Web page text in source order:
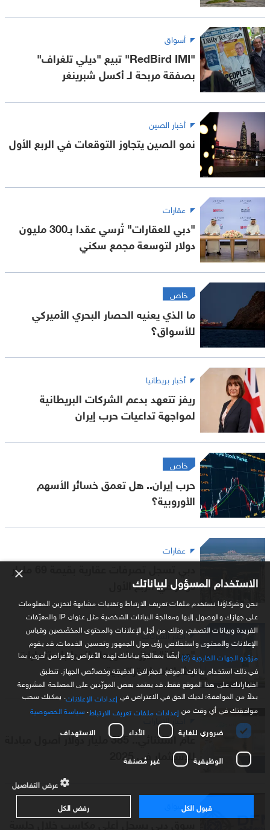
أسواق
"RedBird IMI" تبيع "ديلي تلغراف"
بصفقة مربحة لـ أكسل شبرينغر
أخبار الصين
نمو الصين يتجاوز التوقعات في الربع الأول
عقارات
"دبي للعقارات" تُرسي عقدا بـ300 مليون
دولار لتوسعة مجمع سكني
خاص
ما الذي يعنيه الحصار البحري الأميركي
للأسواق؟
أخبار بريطانيا
ريفز تتعهد بدعم الشركات البريطانية
لمواجهة تداعيات حرب إيران
خاص
حرب إيران.. هل تعمق خسائر الأسهم
الأوروبية؟
عقارات
دبي تسجل تصرفات عقارية بقيمة 69 مليار
دولار في الربع الأول
أخبار الشركات
"مبادلة" تعزز حضورها عالميا باستثمارات
وشراكات إستراتيجية
أخبار الإمارات
عام استثنائي.. 385 مليار دولار أصول مبادلة
للاستثمار في 2025
أسواق
سوق دبي يسجل أعلى مكاسب خلال جلسة
× الاستخدام المسؤول لبياناتك
نحن وشركاؤنا نستخدم ملفات تعريف الارتباط وتقنيات مشابهة لتخزين المعلومات
على جهازك والوصول إليها ومعالجة البيانات الشخصية مثل عنوان IP والمعرّفات
الفريدة وبيانات التصفح، وذلك من أجل الإعلانات والمحتوى المخصّصين وقياس
الإعلانات والمحتوى واستخلاص رؤى حول الجمهور وتحسين الخدمات. قد يقوم
مزوّدو الجهات الخارجية (2)
أيضًا بمعالجة بياناتك لهذه الأغراض ولأغراض أخرى، بما
في ذلك استخدام بيانات الموقع الجغرافي الدقيقة وخصائص الجهاز. تنطبق
اختياراتك على هذا الموقع فقط. قد يعتمد بعض المورّدين على المصلحة المشروعة
بدلاً من الموافقة؛ لديك الحق في الاعتراض في إعدادات الإعلانات . يمكنك سحب
موافقتك في أي وقت من إعدادات ملفات تعريف الارتباط سياسة الخصوصية
ضروري للغاية
الأداء الاستهداف
الوظيفية غير مُصنفة
عرض التفاصيل
قبول الكل
رفض الكل